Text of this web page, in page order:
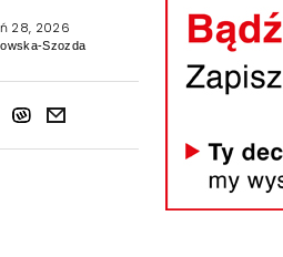
28, 2026
Szozda